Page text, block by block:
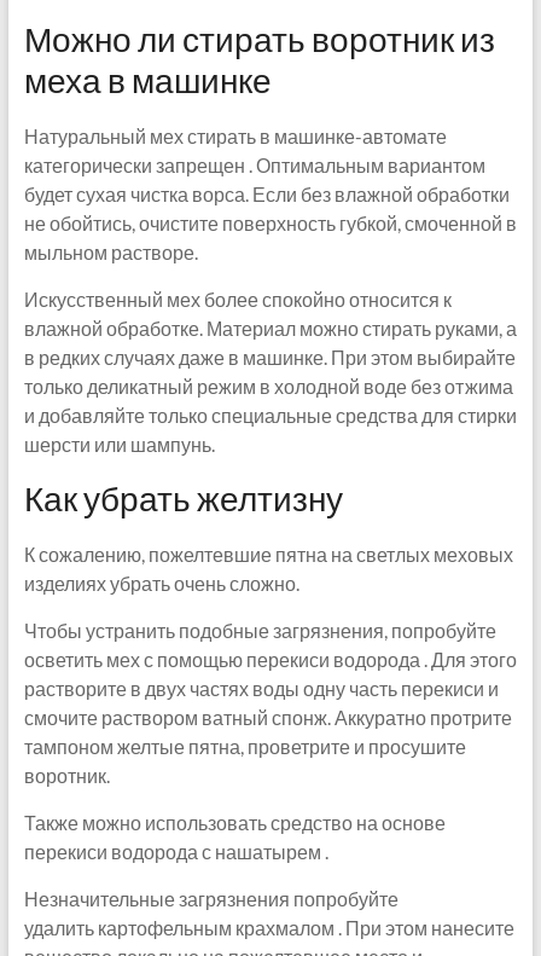
Можно ли стирать воротник из
меха в машинке
Натуральный мех стирать в машинке-автомате
категорически запрещен . Оптимальным вариантом
будет сухая чистка ворса. Если без влажной обработки
не обойтись, очистите поверхность губкой, смоченной в
мыльном растворе.
Искусственный мех более спокойно относится к
влажной обработке. Материал можно стирать руками, а
в редких случаях даже в машинке. При этом выбирайте
только деликатный режим в холодной воде без отжима
и добавляйте только специальные средства для стирки
шерсти или шампунь.
Как убрать желтизну
К сожалению, пожелтевшие пятна на светлых меховых
изделиях убрать очень сложно.
Чтобы устранить подобные загрязнения, попробуйте
осветить мех с помощью перекиси водорода . Для этого
растворите в двух частях воды одну часть перекиси и
смочите раствором ватный спонж. Аккуратно протрите
тампоном желтые пятна, проветрите и просушите
воротник.
Также можно использовать средство на основе
перекиси водорода с нашатырем .
Незначительные загрязнения попробуйте
удалить картофельным крахмалом . При этом нанесите